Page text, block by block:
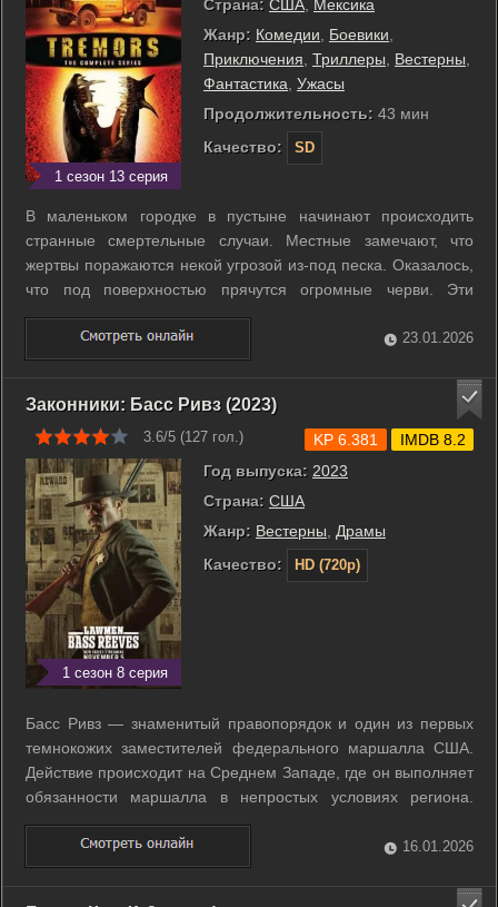
1 сезон 13 серия
Страна: США
Мексика
Жанр: Комедии Боевики
Приключения Триллеры Вестерны
Фантастика Ужасы
Продолжительность: 43 мин
Качество:
SD
В маленьком городке в пустыне начинают происходить
странные смертельные случаи. Местные замечают, что
жертвы поражаются некой угрозой из-под песка. Оказалось,
что под поверхностью прячутся огромные черви. Эти
существа находят людей по вибрациям шагов и движений. В
конце концов жители решают применить динамит, чтобы
справиться с опасностью. ...
23.01.2026
Законники: Басс Ривз (2023)
3.6/5 (127 гол.)
1 сезон 8 серия
Год выпуска: 2023
Страна: США
Жанр: Вестерны, Драмы
Качество:
HD (720p)
KP 6.381 IMDB 8.2
Басс Ривз — знаменитый правопорядок и один из первых
темнокожих заместителей федерального маршалла США.
Действие происходит на Среднем Западе, где он выполняет
обязанности маршалла в непростых условиях региона.
Сериал показывает его службу и непрекращающуюся
работу по поддержанию закона на этой территории. ...16.01.2026